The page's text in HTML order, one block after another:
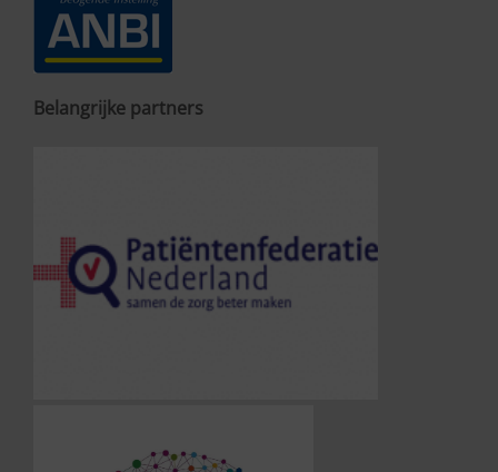
Belangrijke partners